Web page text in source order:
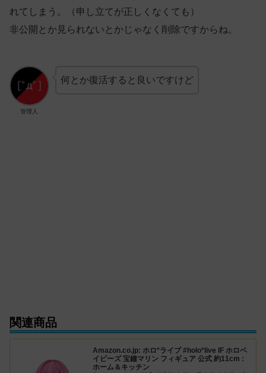
れてしまう。（申し立てが正しくなくても）
非公開とか見られないとかじゃなく削除ですからね。
管理人
何とか復活すると良いですけど
関連商品
Amazon.co.jp: ホロ*ライブ #holo*live IF ホロベ
イビーズ 宝鐘マリン フィギュア 公式 約11cm :
ホーム＆キッチン